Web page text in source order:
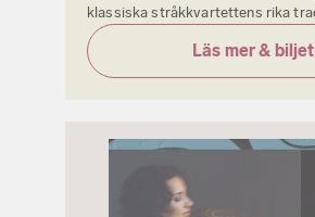
klassiska stråkkvartettens rika
Läs mer &